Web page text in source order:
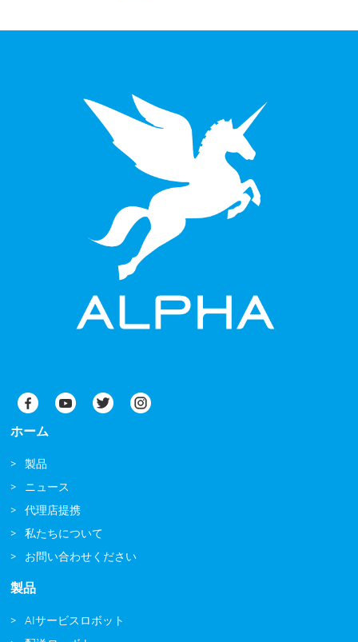
ホーム
製品
ニュース
代理店提携
私たちについて
お問い合わせください
製品
AIサービスロボット